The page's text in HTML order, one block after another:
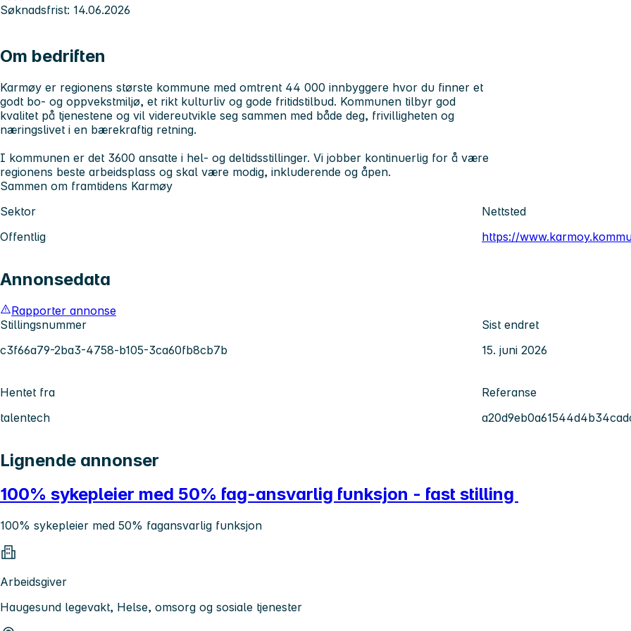
Søknadsfrist: 14.06.2026
Om bedriften
Karmøy er regionens største kommune med omtrent 44 000 innbyggere hvor du finner et
godt bo- og oppvekstmiljø, et rikt kulturliv og gode fritidstilbud. Kommunen tilbyr god
kvalitet på tjenestene og vil videreutvikle seg sammen med både deg, frivilligheten og
næringslivet i en bærekraftig retning.
I kommunen er det 3600 ansatte i hel- og deltidsstillinger. Vi jobber kontinuerlig for å være
regionens beste arbeidsplass og skal være modig, inkluderende og åpen.
Sammen om framtidens Karmøy
Sektor
Offentlig
Nettsted
https://
Annonsedata
Rapporter annonse
Stillingsnummer
c3f66a79-2ba3-4758-b105-3ca60fb8cb7b
Sist endret
15. juni 2026
Hentet fra
talentech
Referanse
Lignende annonser
100% sykepleier med 50% fag-ansvarlig funksjon - fast stilling
100% sykepleier med 50% fagansvarlig funksjon
Arbeidsgiver
Haugesund legevakt, Helse, omsorg og sosiale tjenester